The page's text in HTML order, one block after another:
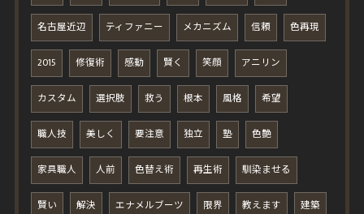
名古屋近辺 ティファニー メカニズム 信頼 色再現
2015 修復術 感動 賢く 笑顔 アニリン
カスタム 選択肢 救う 根本 風格 希望
職人技 美しく 要注意 独立 塾 色艶
家具職人 人前 色替え術 再生術 馴染ませる
賢い 解決 エナメルブーツ 限界 教えます 建築